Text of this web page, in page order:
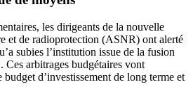
les dirigeants de la nouvelle
et de radioprotection (ASNR) ont alerté
subies l’institution issue de la fusion
arbitrages budgétaires vont
d’investissement de long terme et